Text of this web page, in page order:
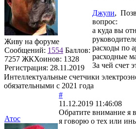
Живу на форуме
Сообщений: 1554 Баллов:
7257 ЖКХоинов: 1328
Регистрация: 28.11.2019
Джули,
вопрос:
а куда вы
расходы по
расходные
За чей счет
Интеллектуальные счетчики
обязательными с 2021 года
Атос
#
11.12.2019 11:46:08
Обратите внимание я
я говорю о тех или